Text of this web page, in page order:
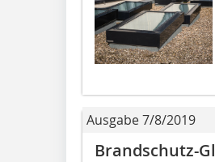
Ausgabe 7/8/2019
Brandschutz-